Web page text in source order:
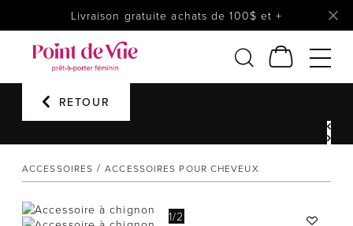
Livraison gratuite achats de 100$ et +
Femmes
Chaussures
Prêt à reporter
RETOUR
ACCESSOIRES ACCESSOIRES POUR CHEVEUX
1/2